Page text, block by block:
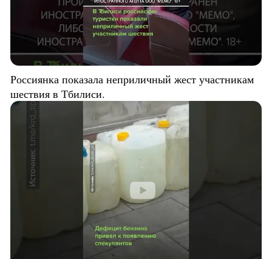
Россиянка показала неприличный жест участникам
шествия в Тбилиси.